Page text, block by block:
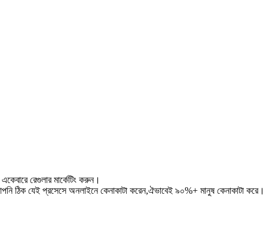
রেগুলার মার্কেটিং করুন।
ঠিক যেই প্রসেসে অনলাইনে কেনাকাটা করেন,ঐভাবেই ৯০%+ মানুষ কেনাকাটা করে।